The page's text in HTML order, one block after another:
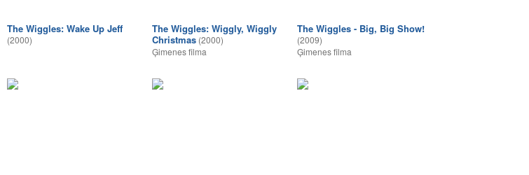
The Wiggles: Wake Up Jeff
(2000)
The Wiggles: Wiggly, Wiggly
Christmas (2000)
Ģimenes filma
The Wiggles - Big, Big Show!
(2009)
Ģimenes filma